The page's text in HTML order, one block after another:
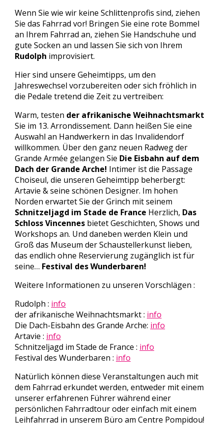
Wenn Sie wie wir keine Schlittenprofis sind, ziehen
Sie das Fahrrad vor! Bringen Sie eine rote Bommel
an Ihrem Fahrrad an, ziehen Sie Handschuhe und
gute Socken an und lassen Sie sich von Ihrem
Rudolph improvisiert.
Hier sind unsere Geheimtipps, um den
Jahreswechsel vorzubereiten oder sich fröhlich in
die Pedale tretend die Zeit zu vertreiben:
Warm, testen der afrikanische Weihnachtsmarkt
Sie im 13. Arrondissement. Dann heißen Sie eine
Auswahl an Handwerkern in das Invalidendorf
willkommen. Über den ganz neuen Radweg der
Grande Armée gelangen Sie Die Eisbahn auf dem
Dach der Grande Arche! Intimer ist die Passage
Choiseul, die unseren Geheimtipp beherbergt:
Artavie & seine schönen Designer. Im hohen
Norden erwartet Sie der Grinch mit seinem
Schnitzeljagd im Stade de France Herzlich, Das
Schloss Vincennes bietet Geschichten, Shows und
Workshops an. Und daneben werden Klein und
Groß das Museum der Schaustellerkunst lieben,
das endlich ohne Reservierung zugänglich ist für
seine… Festival des Wunderbaren!
Weitere Informationen zu unseren Vorschlägen :
Rudolph : info
der afrikanische Weihnachtsmarkt : info
Die Dach-Eisbahn des Grande Arche: info
Artavie : info
Schnitzeljagd im Stade de France : info
Festival des Wunderbaren : info
Natürlich können diese Veranstaltungen auch mit
dem Fahrrad erkundet werden, entweder mit einem
unserer erfahrenen Führer während einer
persönlichen Fahrradtour oder einfach mit einem
Leihfahrrad in unserem Büro am Centre Pompidou!